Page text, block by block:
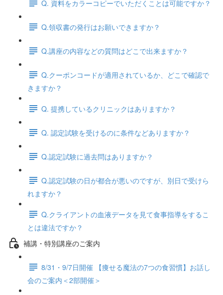
Q. 資料をカラーコピーでいただくことは可能ですか？
Q.領収書の発行はお願いできますか？
Q.講座の内容などの質問はどこで出来ますか？
Q.クーポンコードが適用されているか、どこで確認で
きますか？
Q. 提携しているクリニックはありますか？
Q. 認定試験を受けるのに条件などありますか？
Q.認定試験に過去問はありますか？
Q.認定試験の日が都合が悪いのですが、別日で受けら
れますか？
Q.クライアントの血液データを見て食事指導をするこ
とは違法ですか？
補講・特別講座のご案内
8/31・9/7日開催 【痩せる魔法の7つの食習慣】お話し
会のご案内＜2部開催＞